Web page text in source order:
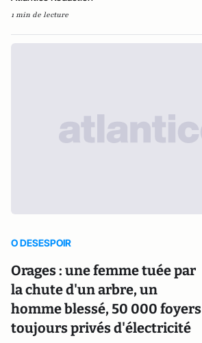
1 min de lecture
O DESESPOIR
Orages : une femme tuée par
la chute d'un arbre, un
homme blessé, 50 000 foyers
toujours privés d'électricité